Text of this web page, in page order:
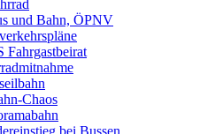
und Bahn, ÖPNV
Fahrgastbeirat
Chaos
bei Bussen